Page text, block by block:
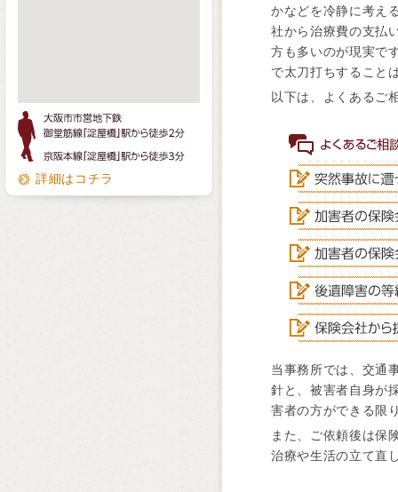
かなどを冷静に考え
社から治療費の支払
方も多いのが現実で
で太刀打ちすること
以下は、よくあるご
当事務所では、交通
針と、被害者自身が
害者の方ができる限
また、ご依頼後は保
治療や生活の立て直
詳細はコチラ